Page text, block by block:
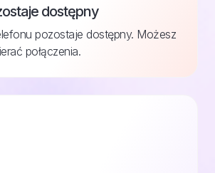
dostępny
pozostaje dostępny. Możesz
połączenia.